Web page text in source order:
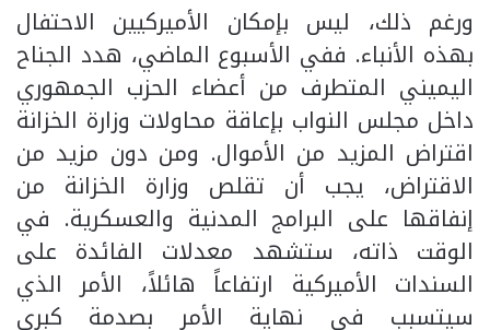
ورغم ذلك، ليس بإمكان الأميركيين الاحتفال
بهذه الأنباء. ففي الأسبوع الماضي، هدد الجناح
اليميني المتطرف من أعضاء الحزب الجمهوري
داخل مجلس النواب بإعاقة محاولات وزارة الخزانة
اقتراض المزيد من الأموال. ومن دون مزيد من
الاقتراض، يجب أن تقلص وزارة الخزانة من
إنفاقها على البرامج المدنية والعسكرية. في
الوقت ذاته، ستشهد معدلات الفائدة على
السندات الأميركية ارتفاعاً هائلاً، الأمر الذي
سيتسبب في نهاية الأمر بصدمة كبرى